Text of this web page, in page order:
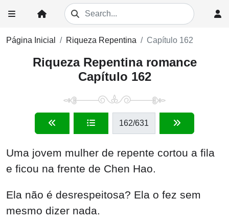
Página Inicial Riqueza Repentina Capítulo 162
Riqueza Repentina romance
Capítulo 162
162/631
Uma jovem mulher de repente cortou a fila
e ficou na frente de Chen Hao.
Ela não é desrespeitosa? Ela o fez sem
mesmo dizer nada.